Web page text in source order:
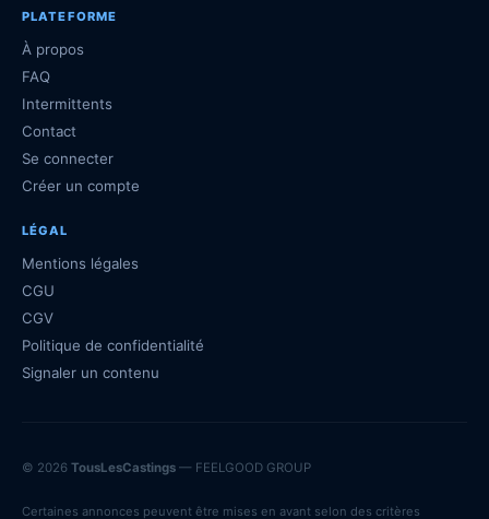
PLATEFORME
À propos
FAQ
Intermittents
Contact
Se connecter
Créer un compte
LÉGAL
Mentions légales
CGU
CGV
Politique de confidentialité
Signaler un contenu
© 2026 TousLesCastings — FEELGOOD GROUP
Certaines annonces peuvent être mises en avant selon des critères